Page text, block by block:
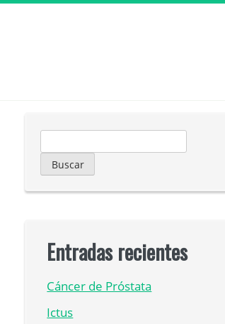
Entradas recientes
Cáncer de Próstata
Ictus